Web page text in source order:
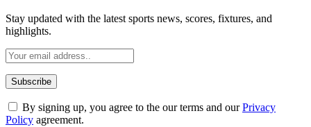
Stay updated with the latest sports news, scores, fixtures, and
highlights.
By signing up, you agree to the our terms and ourPrivacy
Policy agreement.